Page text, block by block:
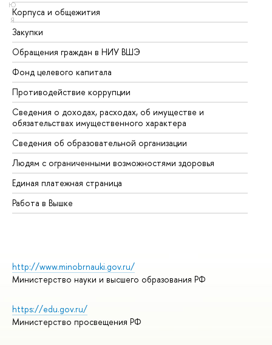
Ю
Я
Корпуса и общежития
Закупки
Обращения граждан в НИУ ВШЭ
Фонд целевого капитала
Противодействие коррупции
Сведения о доходах, расходах, об имуществе и
обязательствах имущественного характера
Сведения об образовательной организации
Людям с ограниченными возможностями здоровья
Единая платежная страница
Работа в Вышке
http://www.minobrnauki.gov.ru/
Министерство науки и высшего образования РФ
https://edu.gov.ru/
Министерство просвещения РФ